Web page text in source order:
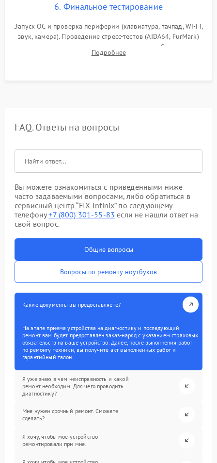
6. Финальное тестирование
Запуск ОС и проверка периферии (клавиатура, тачпад, Wi-Fi,
звук, камера). Проведение стресс-тестов (AIDA64, FurMark)
для контроля температурного режима и стабильности
системы под пиковой нагрузкой.
Подробнее
FAQ. Ответы на вопросы
Вы можете ознакомиться с приведенными ниже
часто задаваемыми вопросами, либо обратиться в
сервисный центр “FIX-Infinix” по следующему
телефону+7 (800) 301-55-83 если не нашли ответ на
свой вопрос.
Общие вопросы
Вопросы по ремонту ноутбуков
Какие документы вы предоставляете?
На этапе приема устройства на диагностику и последующий
ремонт вам будет предоставлен заказ-наряд с указанием страховых
обязательств на ваше устройство. Далее, после выполнения работ
по ремонту техники, вы получите акт выполненных работ и
гарантийный талон.
Я уже знаю в чем неисправность и какой
ремонт необходим. Для чего проводить
диагностику?
Мне нужен срочный ремонт. Сможете
сделать?
Я хочу, чтобы мое устройство
ремонтировали при мне.